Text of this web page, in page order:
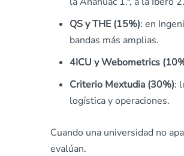
QS y THE (15%): en
bandas más amplias.
4ICU y Webometrics
Criterio Mextudia (30%):
logística y operaciones.
Cuando una universidad no
evalúan.